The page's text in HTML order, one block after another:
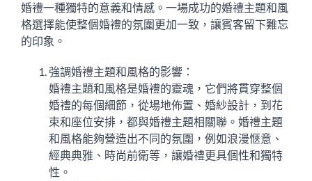
婚禮一種獨特的意義和情感。一場成功的婚禮主題和風
格選擇能使整個婚禮的氛圍更加一致，讓賓客留下難忘
的印象。
強調婚禮主題和風格的影響：
婚禮主題和風格是婚禮的靈魂，它們將貫穿整個
婚禮的每個細節，從場地佈置、婚紗設計，到花
束和座位安排，都與婚禮主題相關聯。婚禮主題
和風格能夠營造出不同的氛圍，例如浪漫愜意、
經典典雅、時尚前衛等，讓婚禮更具個性和獨特
性。